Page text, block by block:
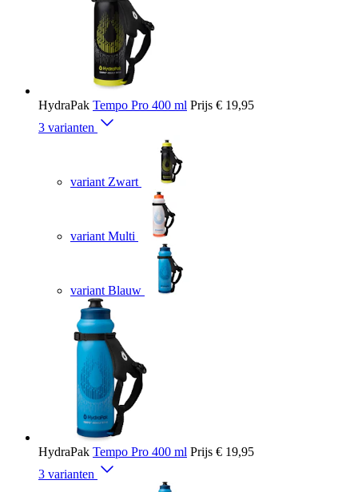
HydraPak Tempo Pro 400 ml Prijs € 19,95
3 varianten
variant Zwart
variant Multi
variant Blauw
HydraPak Tempo Pro 400 ml Prijs € 19,95
3 varianten